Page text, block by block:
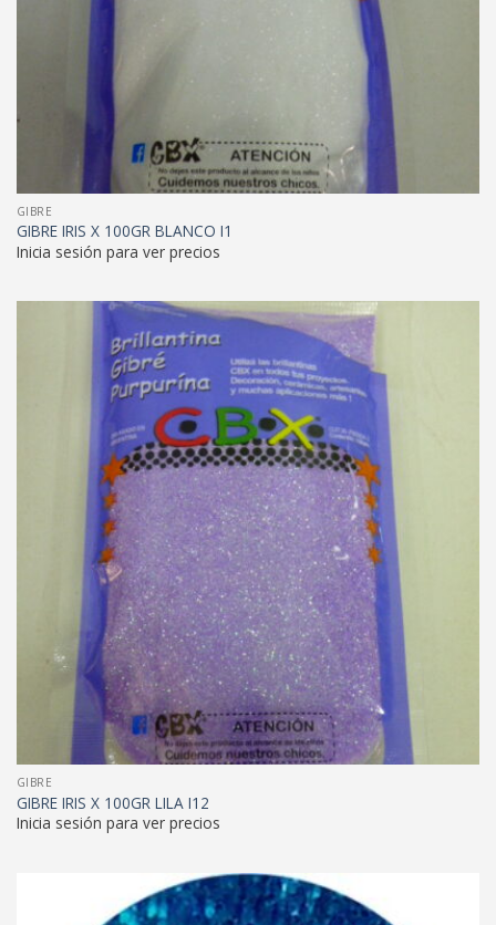
GIBRE
GIBRE IRIS X 100GR BLANCO I1
Inicia sesión para ver precios
GIBRE
GIBRE IRIS X 100GR LILA I12
Inicia sesión para ver precios